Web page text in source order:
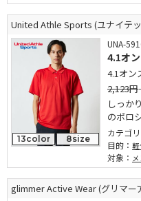
United Athle Sports (ユナイテ
13color 8size
UNA-
4.1オ
4.1オン
2,123円
しっか
のポロ
カテゴリ
目的： 軽
対象：
glimmer Active Wear (グリマー